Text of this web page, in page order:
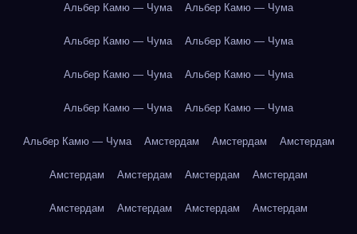
Альбер Камю — Чума Альбер Камю — Чума
Альбер Камю — Чума Альбер Камю — Чума
Альбер Камю — Чума Альбер Камю — Чума
Альбер Камю — Чума Альбер Камю — Чума
Альбер Камю — Чума Амстердам Амстердам Амстердам
Амстердам Амстердам Амстердам Амстердам
Амстердам Амстердам Амстердам Амстердам